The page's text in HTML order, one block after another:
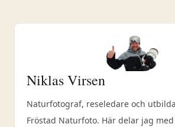
Niklas Virsen
Naturfotograf, reseledare och
Fröstad Naturfoto. Här delar jag